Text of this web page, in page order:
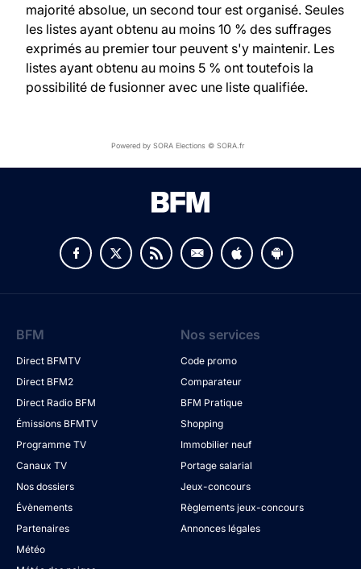
majorité absolue, un second tour est organisé. Seules
les listes ayant obtenu au moins 10 % des suffrages
exprimés au premier tour peuvent s'y maintenir. Les
listes ayant obtenu au moins 5 % ont toutefois la
possibilité de fusionner avec une liste qualifiée.
Powered by SORA Elections © SORA.fr
BFM
Direct BFMTV
Direct BFM2
Direct Radio BFM
Émissions BFMTV
Programme TV
Canaux TV
Nos dossiers
Évènements
Partenaires
Météo
Nos services
Code promo
Comparateur
BFM Pratique
Shopping
Immobilier neuf
Portage salarial
Jeux-concours
Règlements jeux-concours
Annonces légales